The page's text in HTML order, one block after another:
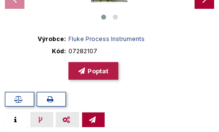
Výrobce
Fluke Process Instruments
Kód
07282107
Poptat